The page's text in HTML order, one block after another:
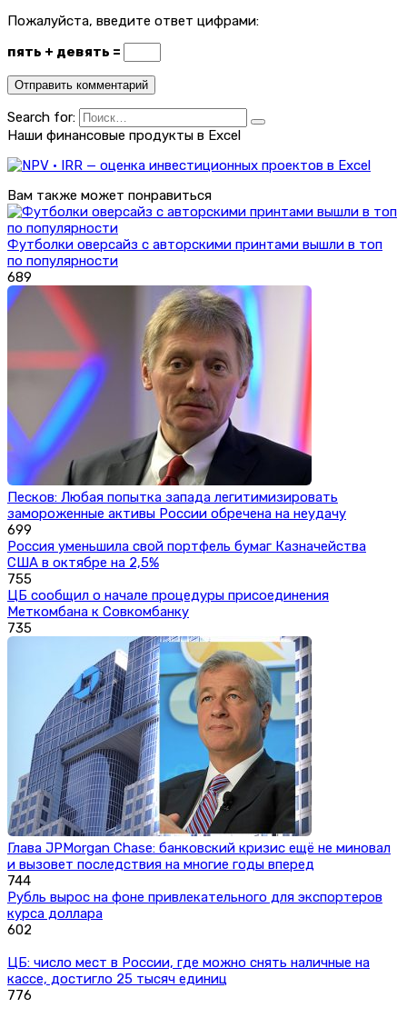
Пожалуйста, введите ответ цифрами:
пять + девять =
Search for:
Наши финансовые продукты в Excel
Вам также может понравиться
Футболки оверсайз с авторскими принтами вышли в топ
по популярности
689
Песков: Любая попытка запада легитимизировать
замороженные активы России обречена на неудачу
699
Россия уменьшила свой портфель бумаг Казначейства
США в октябре на 2,5%
755
ЦБ сообщил о начале процедуры присоединения
Меткомбана к Совкомбанку
735
Глава JPMorgan Chase: банковский кризис ещё не миновал
и вызовет последствия на многие годы вперед
744
Рубль вырос на фоне привлекательного для экспортеров
курса доллара
602
ЦБ: число мест в России, где можно снять наличные на
кассе, достигло 25 тысяч единиц
776